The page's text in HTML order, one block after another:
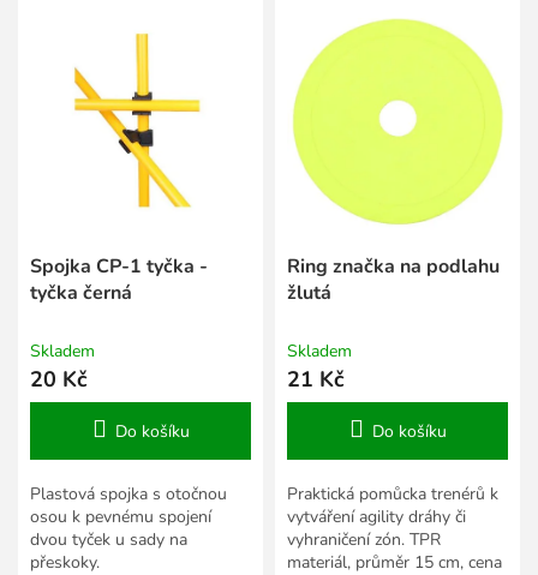
Spojka CP-1 tyčka -
tyčka černá
Skladem
20 Kč
Do košíku
Plastová spojka s otočnou
osou k pevnému spojení
dvou tyček u sady na
přeskoky.
Ring značka na podlahu
žlutá
Skladem
21 Kč
Do košíku
Praktická pomůcka trenérů k
vytváření agility dráhy či
vyhraničení zón. TPR
materiál, průměr 15 cm, cena